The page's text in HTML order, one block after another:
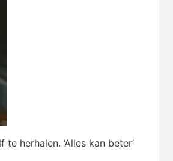
herhalen. ‘Alles kan beter’